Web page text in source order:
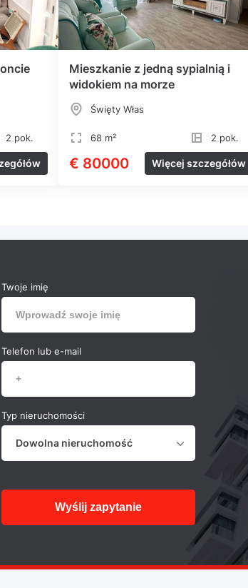
2 pok.
Mieszkanie z jedną sypialnią i
widokiem na morze
Święty Włas
68 m² 2 pok.
€ 80000 Więcej szczegółów
Twoje imię
Telefon lub e-mail
Typ nieruchomości
Dowolna nieruchomość
Wyślij zapytanie